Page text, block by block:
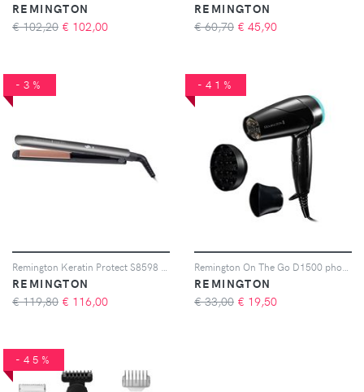
REMINGTON
€ 102,20 € 102,00
REMINGTON
€ 60,70 € 45,90
-3%
REMINGTON
€ 119,80 € 116,00
-41%
REMINGTON
€ 33,00 € 19,50
-45%